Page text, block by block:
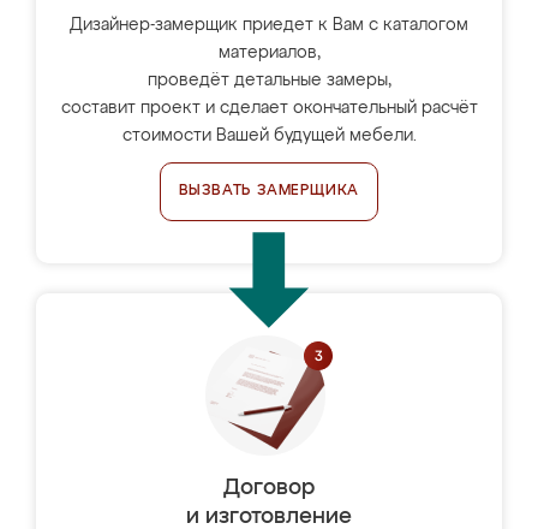
Дизайнер-замерщик приедет к Вам с каталогом
материалов,
проведёт детальные замеры,
составит проект и сделает окончательный расчёт
стоимости Вашей будущей мебели.
ВЫЗВАТЬ ЗАМЕРЩИКА
Договор
и изготовление